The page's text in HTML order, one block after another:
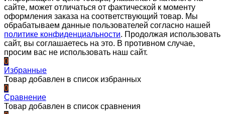
сайте, может отличаться от фактической к моменту
оформления заказа на соответствующий товар. Мы
обрабатываем данные пользователей согласно нашей
политике конфиденциальности. Продолжая использовать
сайт, вы соглашаетесь на это. В противном случае,
просим вас не использовать наш сайт.
0
Избранные
Товар добавлен в список избранных
0
Сравнение
Товар добавлен в список сравнения